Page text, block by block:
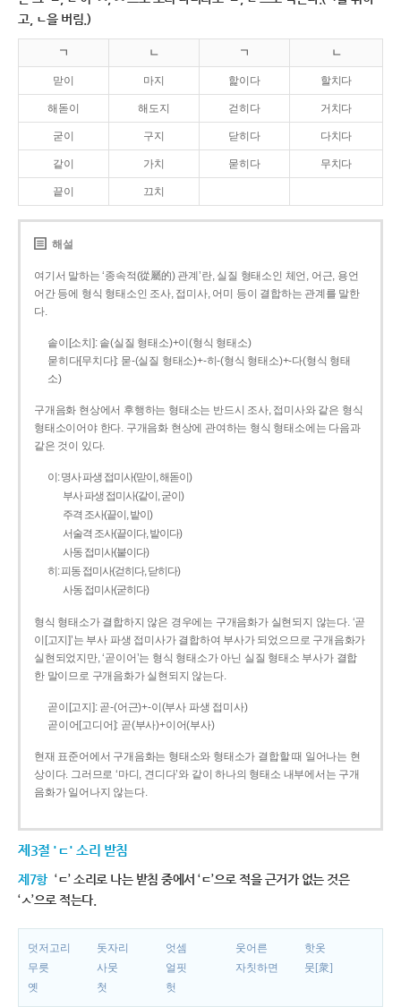
고, ㄴ을 버림.)
ㄱ ㄴ ㄱ ㄴ
맏이 마지 핥이다 할치다
해돋이 해도지 걷히다 거치다
굳이 구지 닫히다 다치다
같이 가치 묻히다 무치다
끝이 끄치
해설
여기서 말하는 ‘종속적(從屬的) 관계’란, 실질 형태소인 체언, 어근, 용언
어간 등에 형식 형태소인 조사, 접미사, 어미 등이 결합하는 관계를 말한
다.
솥이[소치]: 솥(실질 형태소)+이(형식 형태소)
묻히다[무치다]: 묻­-(실질 형태소)+­-히­-(형식 형태소)+-다(형식 형태
소)
구개음화 현상에서 후행하는 형태소는 반드시 조사, 접미사와 같은 형식
형태소이어야 한다. 구개음화 현상에 관여하는 형식 형태소에는 다음과
같은 것이 있다.
이: 명사 파생 접미사(맏이, 해돋이)
부사 파생 접미사(같이, 굳이)
주격 조사(끝이, 밭이)
서술격 조사(끝이다, 밭이다)
사동 접미사(붙이다)
히: 피동 접미사(걷히다, 닫히다)
사동 접미사(굳히다)
형식 형태소가 결합하지 않은 경우에는 구개음화가 실현되지 않는다. ‘곧
이[고지]’는 부사 파생 접미사가 결합하여 부사가 되었으므로 구개음화가
실현되었지만, ‘곧이어’는 형식 형태소가 아닌 실질 형태소 부사가 결합
한 말이므로 구개음화가 실현되지 않는다.
곧이[고지]: 곧-­(어근)+­-이(부사 파생 접미사)
곧이어[고디어]: 곧(부사)+이어(부사)
현재 표준어에서 구개음화는 형태소와 형태소가 결합할 때 일어나는 현
상이다. 그러므로 ‘마디, 견디다’와 같이 하나의 형태소 내부에서는 구개
음화가 일어나지 않는다.
제3절 'ㄷ' 소리 받침
제7항 ‘ㄷ’ 소리로 나는 받침 중에서 ‘ㄷ’으로 적을 근거가 없는 것은
‘ㅅ’으로 적는다.
덧저고리 돗자리 엇셈 웃어른
핫옷
무릇
사뭇 얼핏 자칫하면
뭇[衆]
옛
첫 헛